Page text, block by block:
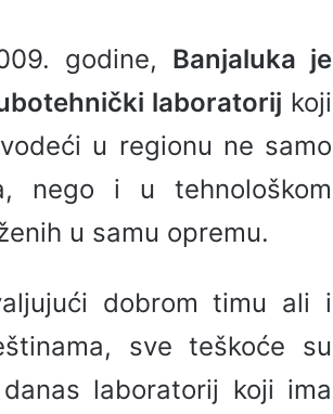
godine, Banjaluka je
laboratorij koji
u regionu ne samo
nego i u tehnološkom
u samu opremu.
dobrom timu ali i
sve teškoće su
laboratorij koji ima